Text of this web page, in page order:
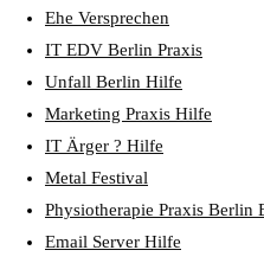
Ehe Versprechen
IT EDV Berlin Praxis
Unfall Berlin Hilfe
Marketing Praxis Hilfe
IT Ärger ? Hilfe
Metal Festival
Physiotherapie Praxis Berlin
Email Server Hilfe